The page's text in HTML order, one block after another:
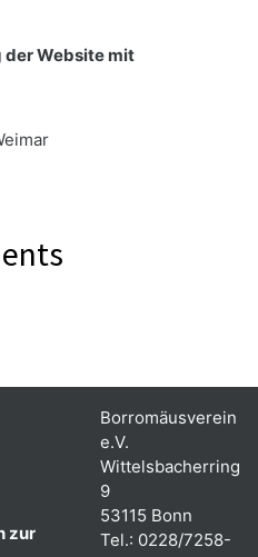
der Website mit
zur
Borromäusverein
e.V.
Wittelsbacherring
9
53115 Bonn
Tel.: 0228/7258-